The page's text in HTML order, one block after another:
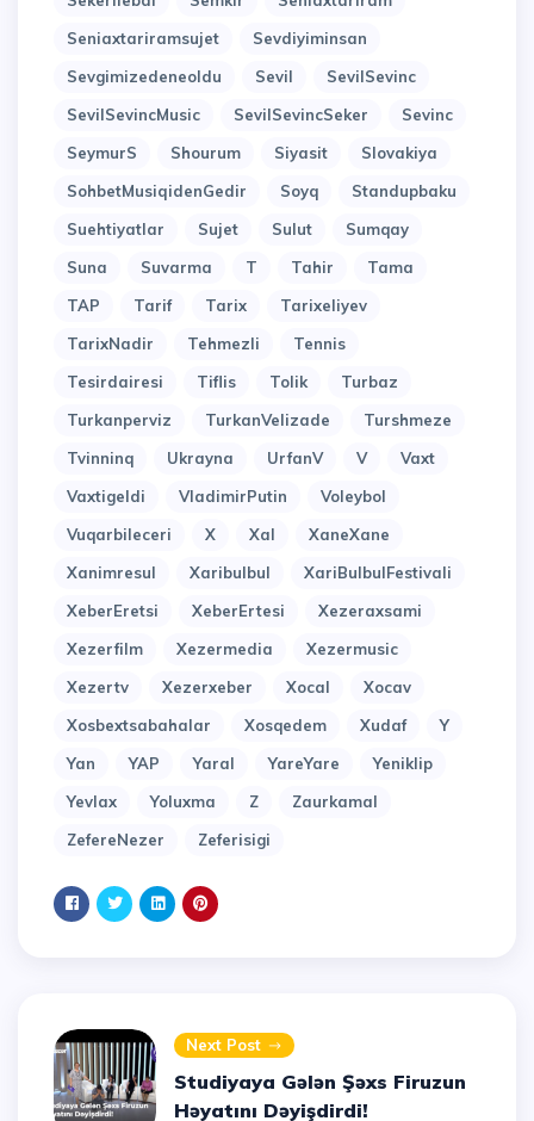
Seniaxtariramsujet
Sevdiyiminsan
Sevgimizedeneoldu
Sevil
SevilSevinc
SevilSevincMusic
SevilSevincSeker
Sevinc
SeymurS
Shourum Siyasit
Slovakiya
SohbetMusiqidenGedir
Soyq
Standupbaku
Suehtiyatlar
Sujet Sulut
Sumqay
Suna
Suvarma T Tahir
Tama
TAP
Tarif Tarix
Tarixeliyev
TarixNadir
Tehmezli
Tennis
Tesirdairesi
Tiflis Tolik
Turbaz
Turkanperviz
TurkanVelizade
Turshmeze
Tvinninq
Ukrayna UrfanV V
Vaxt
Vaxtigeldi
VladimirPutin
Voleybol
Vuqarbileceri
X Xal
XaneXane
Xanimresul
Xaribulbul
XariBulbulFestivali
XeberEretsi
XeberErtesi
Xezeraxsami
Xezerfilm
Xezermedia
Xezermusic
Xezertv
Xezerxeber Xocal
Xocav
Xosbextsabahalar
Xosqedem Xudaf
Y
Yan
YAP Yaral YareYare
Yeniklip
Yevlax
Yoluxma Z
Zaurkamal
ZefereNezer
Zeferisigi
Next Post
Studiyaya Gələn Şəxs Firuzun
Həyatını Dəyişdirdi!